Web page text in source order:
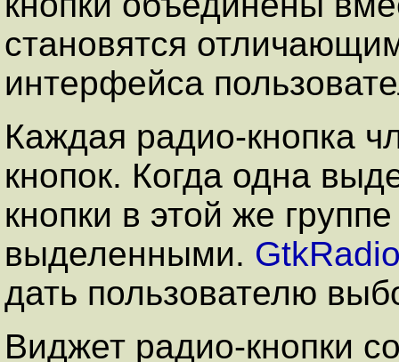
становятся
интерфейса
Каждая радио-кнопка
кнопок. Когда одна
кнопки в этой же
выделенными.
дать пользователю
Виджет радио-кнопки